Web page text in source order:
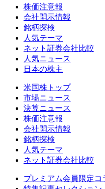
株価注意報
会社開示情報
銘柄探検
人気テーマ
ネット証券会社比較
人気ニュース
日本の株主
米国株トップ
市場ニュース
決算ニュース
株価注意報
会社開示情報
銘柄探検
人気テーマ
ネット証券会社比較
プレミアム会員限定コ